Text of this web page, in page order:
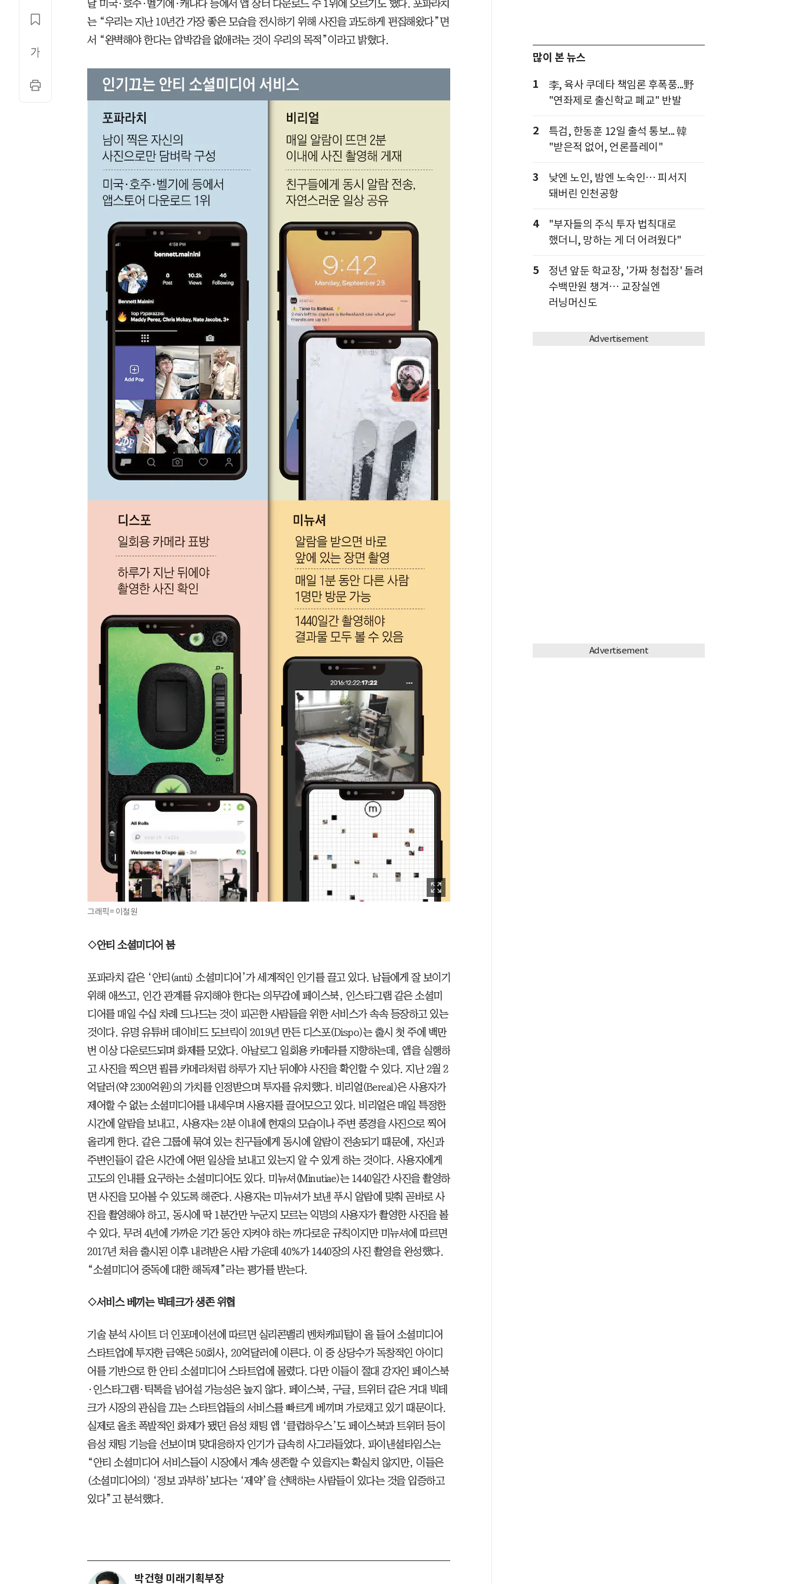
달 미국·호주·벨기에·캐나다 등에서 앱 장터 다운로드 수 1위에 오르기도 했다. 포파라치
는 “우리는 지난 10년간 가장 좋은 모습을 전시하기 위해 사진을 과도하게 편집해왔다”면
서 “완벽해야 한다는 압박감을 없애려는 것이 우리의 목적”이라고 밝혔다.
그래픽= 이철원
◇안티 소셜미디어 붐
포파라치 같은 ‘안티(anti) 소셜미디어’가 세계적인 인기를 끌고 있다. 남들에게 잘 보이기
위해 애쓰고, 인간 관계를 유지해야 한다는 의무감에 페이스북, 인스타그램 같은 소셜미
디어를 매일 수십 차례 드나드는 것이 피곤한 사람들을 위한 서비스가 속속 등장하고 있는
것이다. 유명 유튜버 데이비드 도브릭이 2019년 만든 디스포(Dispo)는 출시 첫 주에 백만
번 이상 다운로드되며 화제를 모았다. 아날로그 일회용 카메라를 지향하는데, 앱을 실행하
고 사진을 찍으면 필름 카메라처럼 하루가 지난 뒤에야 사진을 확인할 수 있다. 지난 2월 2
억달러(약 2300억원)의 가치를 인정받으며 투자를 유치했다. 비리얼(Bereal)은 사용자가
제어할 수 없는 소셜미디어를 내세우며 사용자를 끌어모으고 있다. 비리얼은 매일 특정한
시간에 알람을 보내고, 사용자는 2분 이내에 현재의 모습이나 주변 풍경을 사진으로 찍어
올리게 한다. 같은 그룹에 묶여 있는 친구들에게 동시에 알람이 전송되기 때문에, 자신과
주변인들이 같은 시간에 어떤 일상을 보내고 있는지 알 수 있게 하는 것이다. 사용자에게
고도의 인내를 요구하는 소셜미디어도 있다. 미뉴셔(Minutiae)는 1440일간 사진을 촬영하
면 사진을 모아볼 수 있도록 해준다. 사용자는 미뉴셔가 보낸 푸시 알람에 맞춰 곧바로 사
진을 촬영해야 하고, 동시에 딱 1분간만 누군지 모르는 익명의 사용자가 촬영한 사진을 볼
수 있다. 무려 4년에 가까운 기간 동안 지켜야 하는 까다로운 규칙이지만 미뉴셔에 따르면
2017년 처음 출시된 이후 내려받은 사람 가운데 40%가 1440장의 사진 촬영을 완성했다.
“소셜미디어 중독에 대한 해독제”라는 평가를 받는다.
◇서비스 베끼는 빅테크가 생존 위협
기술 분석 사이트 더 인포메이션에 따르면 실리콘밸리 벤처캐피털이 올 들어 소셜미디어
스타트업에 투자한 금액은 50회사, 20억달러에 이른다. 이 중 상당수가 독창적인 아이디
어를 기반으로 한 안티 소셜미디어 스타트업에 몰렸다. 다만 이들이 절대 강자인 페이스북
·인스타그램·틱톡을 넘어설 가능성은 높지 않다. 페이스북, 구글, 트위터 같은 거대 빅테
크가 시장의 관심을 끄는 스타트업들의 서비스를 빠르게 베끼며 가로채고 있기 때문이다.
실제로 올초 폭발적인 화제가 됐던 음성 채팅 앱 ‘클럽하우스’도 페이스북과 트위터 등이
음성 채팅 기능을 선보이며 맞대응하자 인기가 급속히 사그라들었다. 파이낸셜타임스는
“안티 소셜미디어 서비스들이 시장에서 계속 생존할 수 있을지는 확실치 않지만, 이들은
(소셜미디어의) ‘정보 과부하’보다는 ‘제약’을 선택하는 사람들이 있다는 것을 입증하고
있다”고 분석했다.
박건형 미래기획부장
많이 본 뉴스
1
李, 육사 쿠데타 책임론 후폭풍...野
"연좌제로 출신학교 폐교" 반발
2
특검, 한동훈 12일 출석 통보... 韓
"받은적 없어, 언론플레이"
3
낮엔 노인, 밤엔 노숙인… 피서지
돼버린 인천공항
4
"부자들의 주식 투자 법칙대로
했더니, 망하는 게 더 어려웠다"
5
정년 앞둔 학교장, '가짜 청첩장' 돌려
수백만원 챙겨… 교장실엔
러닝머신도